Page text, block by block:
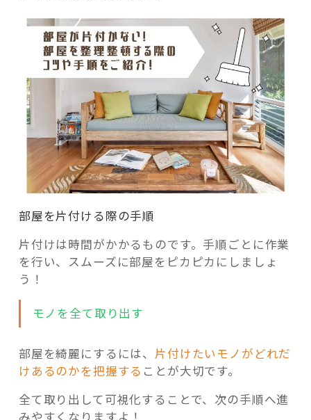
部屋を片付ける際の手順
片付けは時間がかかるものです。手順ごとに作業
を行い、スムーズに部屋をピカピカにしましょ
う！
モノを全て取り出す
部屋を綺麗にするには、 片付けたいモノがどれだ
けあるのかを把握する ことが大切です。
全て取り出して可視化することで、次の手順へ進